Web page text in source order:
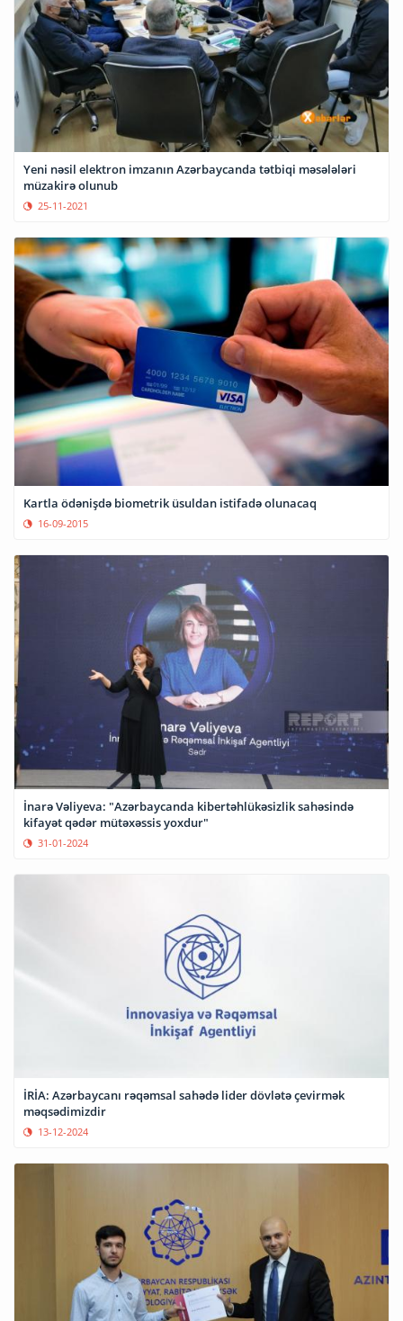
Yeni nəsil elektron imzanın Azərbaycanda tətbiqi məsələləri
müzakirə olunub
25-11-2021
Kartla ödənişdə biometrik üsuldan istifadə olunacaq
16-09-2015
İnarə Vəliyeva: "Azərbaycanda kibertəhlükəsizlik sahəsində
kifayət qədər mütəxəssis yoxdur"
31-01-2024
İRİA: Azərbaycanı rəqəmsal sahədə lider dövlətə çevirmək
məqsədimizdir
13-12-2024